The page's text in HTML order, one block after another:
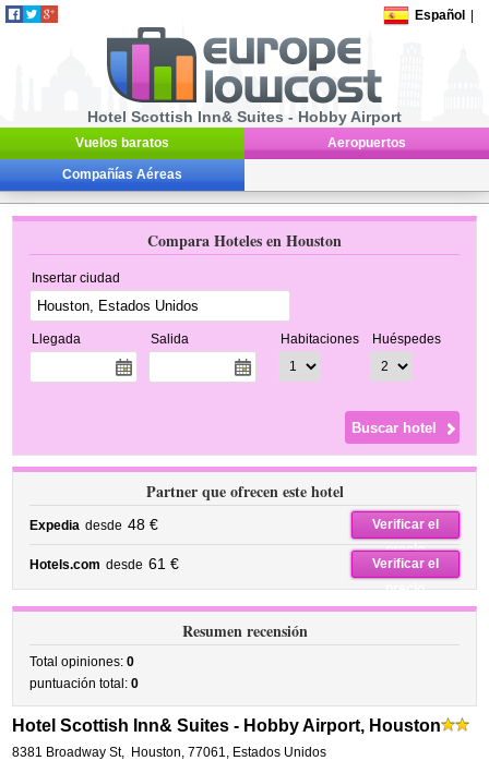
Español
Hotel Scottish Inn& Suites - Hobby Airport
Vuelos baratos Aeropuertos
Compañías Aéreas
Compara Hoteles en Houston
Insertar ciudad
Llegada Salida Habitaciones Huéspedes
Partner que ofrecen este hotel
Expedia desde 48 €
Verificar el
precio
Hotels.com desde 61 €
Verificar el
precio
Resumen recensión
Total opiniones:0
puntuación total:0
Hotel Scottish Inn& Suites - Hobby Airport, Houston
8381 Broadway St, Houston,77061, Estados Unidos